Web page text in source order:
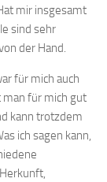
mir insgesamt
sind sehr
der Hand.
für mich auch
man für mich gut
kann trotzdem
ich sagen kann,